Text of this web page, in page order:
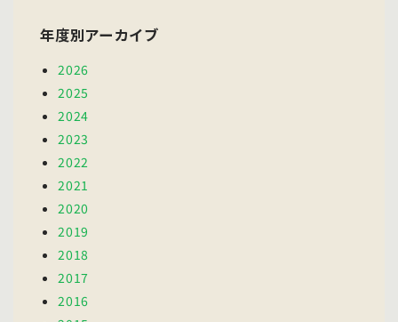
年度別アーカイブ
2026
2025
2024
2023
2022
2021
2020
2019
2018
2017
2016